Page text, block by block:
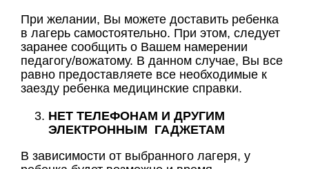
При желании, Вы можете доставить ребенка
в лагерь самостоятельно. При этом, следует
заранее сообщить о Вашем намерении
педагогу/вожатому. В данном случае, Вы все
равно предоставляете все необходимые к
заезду ребенка медицинские справки.
НЕТ ТЕЛЕФОНАМ И ДРУГИМ
ЭЛЕКТРОННЫМ ГАДЖЕТАМ
В зависимости от выбранного лагеря, у